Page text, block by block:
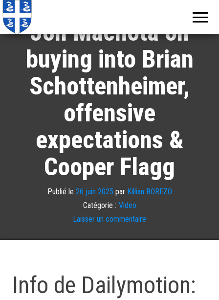
Jon Machota on
buying into Brian
Schottenheimer,
offensive
expectations &
Cooper Flagg
Publié le 26 juin 2025 par Killian BOREZO
Catégorie : Video
Laisser un commentaire
Info de Dailymotion: